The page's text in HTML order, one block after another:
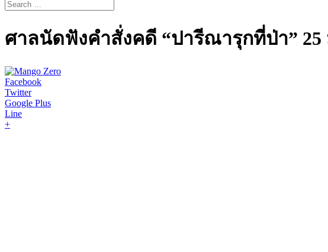
ศาลนัดฟังคำสั่งคดี “ปารีณารุกที่ป่า”
Facebook
Twitter
Google Plus
Line
+